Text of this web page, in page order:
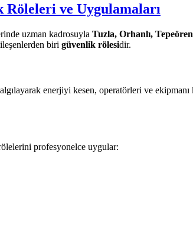
ve Uygulamaları
uzman kadrosuyla Tuzla, Orhanlı,
biri güvenlik rölesidir.
enerjiyi kesen, operatörleri ve
profesyonelce uygular: